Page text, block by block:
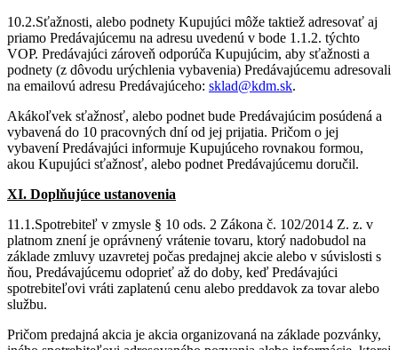
10.2.Sťažnosti, alebo podnety Kupujúci môže taktiež adresovať aj
priamo Predávajúcemu na adresu uvedenú v bode 1.1.2. týchto
VOP. Predávajúci zároveň odporúča Kupujúcim, aby sťažnosti a
podnety (z dôvodu urýchlenia vybavenia) Predávajúcemu adresovali
na emailovú adresu Predávajúceho: sklad@kdm.sk.
Akákoľvek sťažnosť, alebo podnet bude Predávajúcim posúdená a
vybavená do 10 pracovných dní od jej prijatia. Pričom o jej
vybavení Predávajúci informuje Kupujúceho rovnakou formou,
akou Kupujúci sťažnosť, alebo podnet Predávajúcemu doručil.
XI. Doplňujúce ustanovenia
11.1.Spotrebiteľ v zmysle § 10 ods. 2 Zákona č. 102/2014 Z. z. v
platnom znení je oprávnený vrátenie tovaru, ktorý nadobudol na
základe zmluvy uzavretej počas predajnej akcie alebo v súvislosti s
ňou, Predávajúcemu odoprieť až do doby, keď Predávajúci
spotrebiteľovi vráti zaplatenú cenu alebo preddavok za tovar alebo
službu.
Pričom predajná akcia je akcia organizovaná na základe pozvánky,